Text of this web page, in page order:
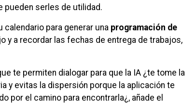
pueden serles de utilidad.
para generar una programación de
y a recordar las fechas de entrega de trabajos,
te permiten dialogar para que la IA ¿te tome la
y evitas la dispersión porque la aplicación te
por el camino para encontrarla¿, añade el